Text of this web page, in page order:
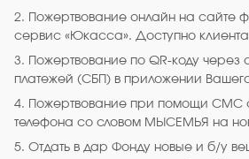
2. Пожертвование онлайн на сайте
сервис «Юкасса». Доступно
3. Пожертвование по QR-коду через
платежей (СБП) в приложении
4. Пожертвование при помощи СМС
телефона со словом МЫСЕМЬЯ на
5. Отдать в дар Фонду новые и б/у